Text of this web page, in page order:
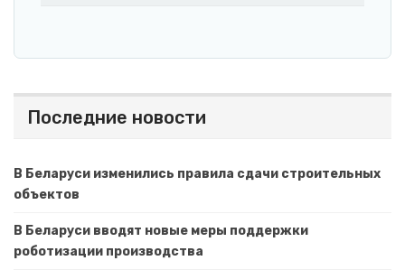
Последние новости
В Беларуси изменились правила сдачи строительных
объектов
В Беларуси вводят новые меры поддержки
роботизации производства